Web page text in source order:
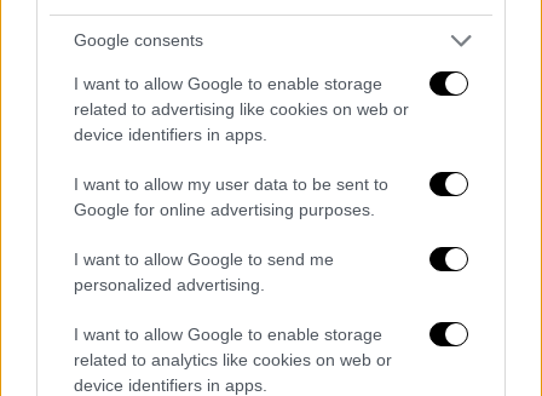
Google consents
I want to allow Google to enable storage
related to advertising like cookies on web or
device identifiers in apps.
I want to allow my user data to be sent to
Google for online advertising purposes.
I want to allow Google to send me
personalized advertising.
I want to allow Google to enable storage
related to analytics like cookies on web or
device identifiers in apps.
del difensore Luca...
Redazione